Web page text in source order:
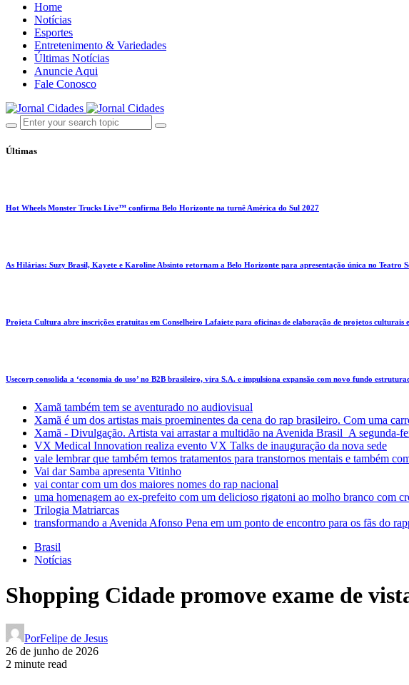
Home
Notícias
Esportes
Entretenimento & Variedades
Últimas Notícias
Anuncie Aqui
Fale Conosco
Últimas
Hot Wheels Monster Trucks Live™ confirma Belo Horizonte na turnê América do Sul 2027
As Hilárias: Suzy Brasil, Kayete e Karoline Absinto retornam a Belo Horizonte para apresentação única no Teatro
Projeta Cultura abre inscrições gratuitas em Conselheiro Lafaiete para oficinas de elaboração de projetos culturais
Usecorp consolida a ‘economia do uso’ no B2B brasileiro, vira S.A. e impulsiona expansão com novo fundo
Xamã também tem se aventurado no audiovisual
Xamã é um dos artistas mais proeminentes da cena do rap brasileiro. Com uma
Xamã - Divulgação. Artista vai arrastar a multidão na Avenida Brasil A segunda-
VX Medical Innovation realiza evento VX Talks de inauguração da nova sede
vale lembrar que também temos tratamentos para transtornos mentais e também
Vai dar Samba apresenta Vitinho
vai contar com um dos maiores nomes do rap nacional
uma homenagem ao ex-prefeito com um delicioso rigatoni ao molho branco com
Trilogia Matriarcas
transformando a Avenida Afonso Pena em um ponto de encontro para os fãs do
Brasil
Notícias
Shopping Cidade promove exame de
PorFelipe de Jesus
26 de junho de 2026
2 minute read